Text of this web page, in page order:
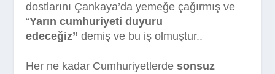
dostlarını Çankaya’da yemeğe çağırmış ve
“Yarın cumhuriyeti duyuru
edeceğiz” demiş ve bu iş olmuştur..
Her ne kadar Cumhuriyetlerde sonsuz